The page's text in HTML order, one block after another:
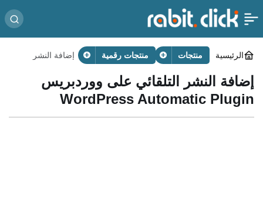
الرئيسية منتجات منتجات رقمية
إضافة النشر
WordPress
Automatic
Plugin
إضافة النشر التلقائي على ووردبريس
WordPress Automatic Plugin